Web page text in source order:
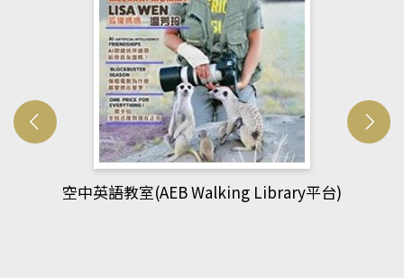
網管人(kono平台)